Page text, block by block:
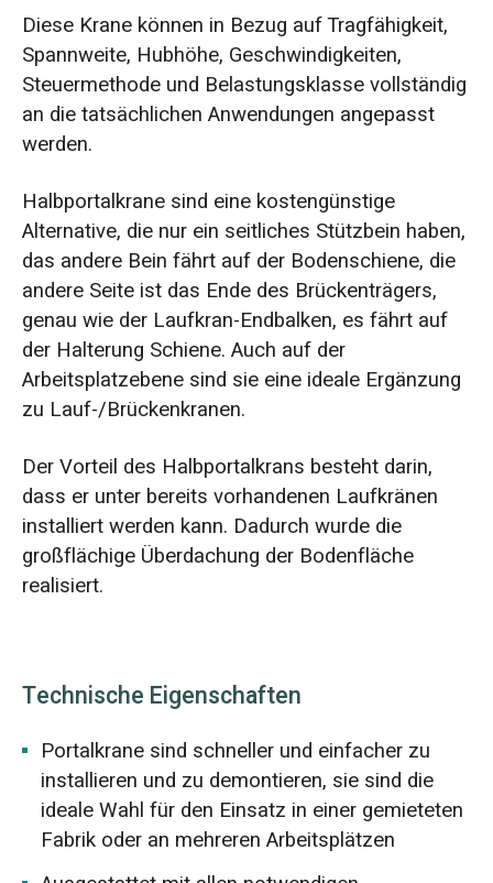
Diese Krane können in Bezug auf Tragfähigkeit,
Spannweite, Hubhöhe, Geschwindigkeiten,
Steuermethode und Belastungsklasse vollständig
an die tatsächlichen Anwendungen angepasst
werden.
Halbportalkrane sind eine kostengünstige
Alternative, die nur ein seitliches Stützbein haben,
das andere Bein fährt auf der Bodenschiene, die
andere Seite ist das Ende des Brückenträgers,
genau wie der Laufkran-Endbalken, es fährt auf
der Halterung Schiene. Auch auf der
Arbeitsplatzebene sind sie eine ideale Ergänzung
zu Lauf-/Brückenkranen.
Der Vorteil des Halbportalkrans besteht darin,
dass er unter bereits vorhandenen Laufkränen
installiert werden kann. Dadurch wurde die
großflächige Überdachung der Bodenfläche
realisiert.
Technische Eigenschaften
Portalkrane sind schneller und einfacher zu
installieren und zu demontieren, sie sind die
ideale Wahl für den Einsatz in einer gemieteten
Fabrik oder an mehreren Arbeitsplätzen